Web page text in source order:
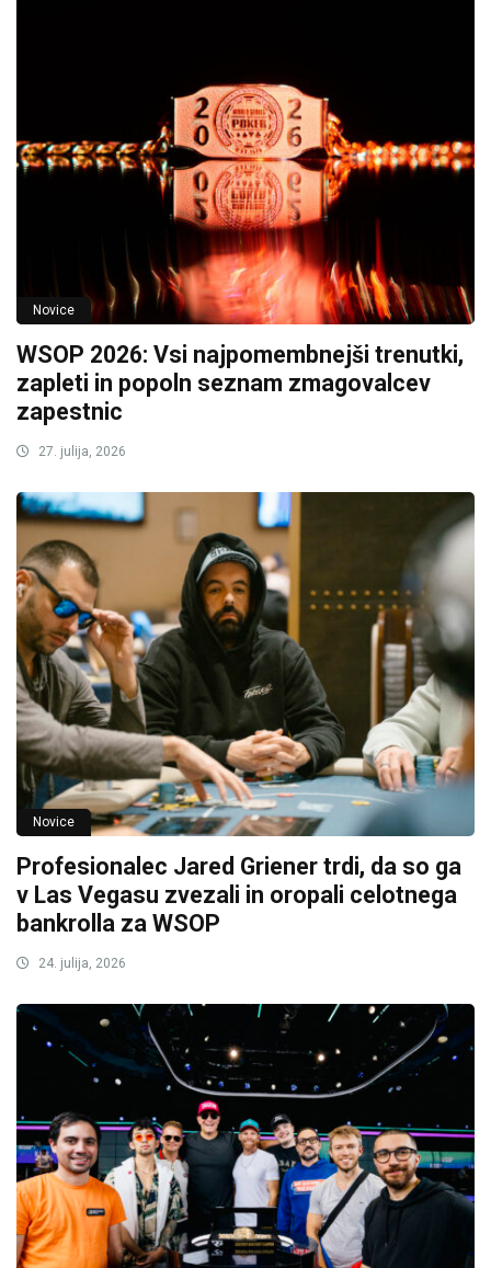
Novice
WSOP 2026: Vsi najpomembnejši trenutki,
zapleti in popoln seznam zmagovalcev
zapestnic
27. julija, 2026
Novice
Profesionalec Jared Griener trdi, da so ga
v Las Vegasu zvezali in oropali celotnega
bankrolla za WSOP
24. julija, 2026